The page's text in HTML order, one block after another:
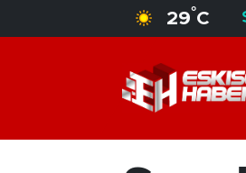
29°C
Nöbetçi Eczaneler
Hava Durumu